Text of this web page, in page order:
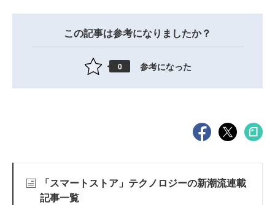
この記事は参考になりましたか？
0 参考になった
「スマートストア」テクノロジーの新潮流連載
記事一覧